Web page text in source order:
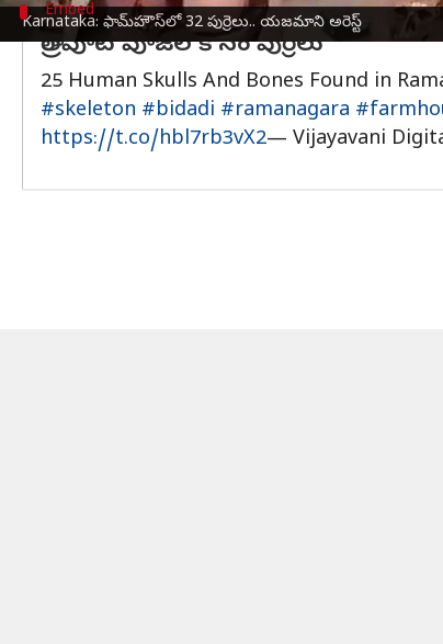
Karnataka: ఫామ్‌హౌస్‌లో 32 పుర్రెలు.. యజమాని అరెస్ట్
Embed
రాత్రిపూట పూజల కోసం పుర్రెలు
25 Human Skulls And Bones Found
#skeleton #bidadi #ramanagara
https://t.co/hbl7rb3vX2— Vijayavani